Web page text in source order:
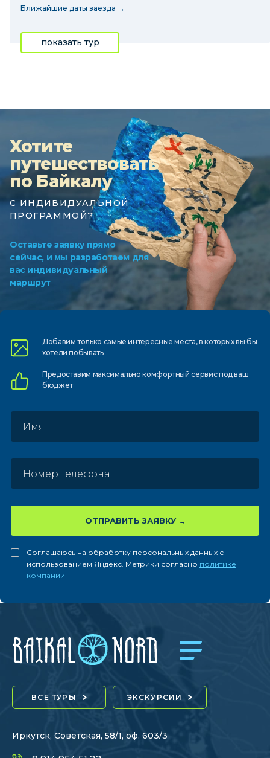
Ближайшие даты заезда →
показать тур
Хотите
путешествовать
по Байкалу
С ИНДИВИДУАЛЬНОЙ
ПРОГРАММОЙ?
Оставьте заявку прямо
сейчас, и мы разработаем для
вас индивидуальный
маршрут
Добавим только самыеинтересные места, в которыхвы бы
хотели побывать
Предоставим максимально комфортныйсервис под ваш
бюджет
ОТПРАВИТЬ ЗАЯВКУ
Соглашаюсь на обработку персональных данных с
использованием Яндекс. Метрики согласно политике
компании
ВСЕ ТУРЫ ЭКСКУРСИИ
Иркутск, Советская, 58/1, оф. 603/3